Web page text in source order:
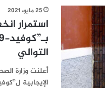
25 مايو، 2021
استمرار
التوالي
أعلنت وزارة